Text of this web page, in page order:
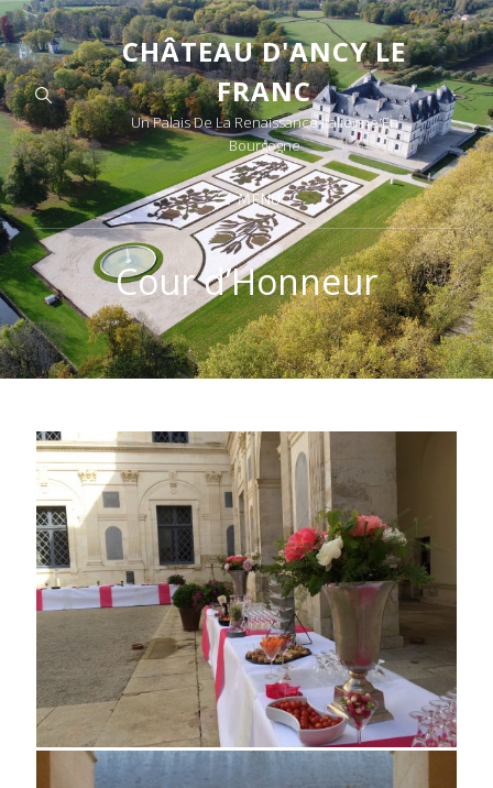
CHÂTEAU D'ANCY LE
FRANC
Un Palais De La Renaissance Italienne En
Bourgogne
MENU
Cour d’Honneur